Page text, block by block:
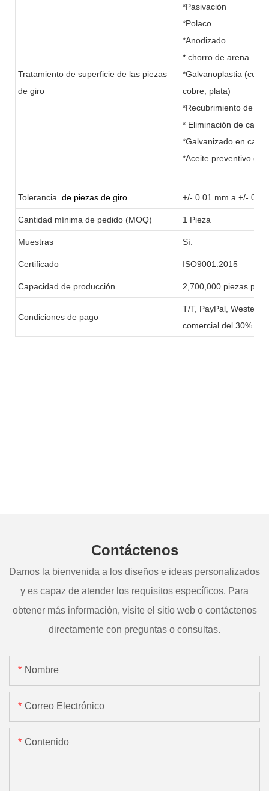
Tratamiento de superficie de las piezas
de giro
*Pasivación
*Polaco
*Anodizado
* chorro de arena
*Galvanoplastia
cobre, plata)
*Recubrimiento de
* Eliminación de calor
*Galvanizado en
*Aceite preventivo de
Tolerancia de piezas de giro +/- 0.01 mm a +/-
Cantidad mínima de pedido (MOQ) 1 Pieza
Muestras Sí.
Certificado ISO9001:2015
Capacidad de producción 2,700,000 piezas por
Condiciones de pago
T/T, PayPal, Western
comercial del 30% &
Contáctenos
Damos la bienvenida a los diseños e ideas personalizados
y es capaz de atender los requisitos específicos. Para
obtener más información, visite el sitio web o contáctenos
directamente con preguntas o consultas.
Nombre
Correo Electrónico
Contenido